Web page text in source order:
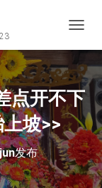
点开不下
坡>>
发布